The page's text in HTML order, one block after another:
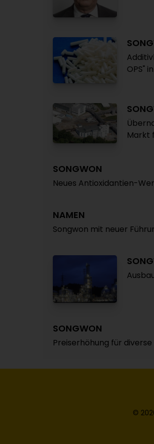
OPS"
Markt
SONGWON
Neues Antioxidantien-
NAMEN
Songwon mit neuer
SONGWON
Preiserhöhung für
©